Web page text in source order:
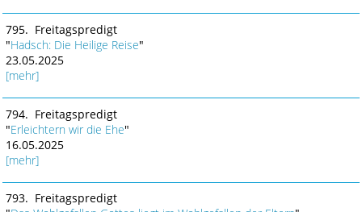
795. Freitagspredigt
"Hadsch: Die Heilige Reise"
23.05.2025
[mehr]
794. Freitagspredigt
"Erleichtern wir die Ehe"
16.05.2025
[mehr]
793. Freitagspredigt